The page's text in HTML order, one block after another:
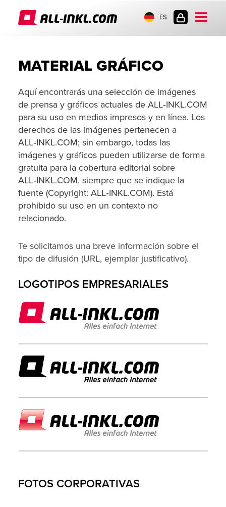
ES
MATERIAL GRÁFICO
Aquí encontrarás una selección de imágenes
de prensa y gráficos actuales de ALL‑INKL.COM
para su uso en medios impresos y en línea. Los
derechos de las imágenes pertenecen a
ALL‑INKL.COM; sin embargo, todas las
imágenes y gráficos pueden utilizarse de forma
gratuita para la cobertura editorial sobre
ALL‑INKL.COM, siempre que se indique la
fuente (Copyright: ALL‑INKL.COM). Está
prohibido su uso en un contexto no
relacionado.
Te solicitamos una breve información sobre el
tipo de difusión (URL, ejemplar justificativo).
LOGOTIPOS EMPRESARIALES
FOTOS CORPORATIVAS